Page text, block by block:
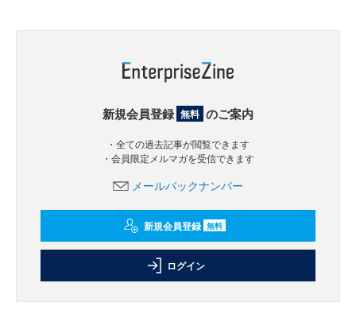
新規会員登録 無料 のご案内
・全ての過去記事が閲覧できます
・会員限定メルマガを受信できます
メールバックナンバー
新規会員登録 無料
ログイン